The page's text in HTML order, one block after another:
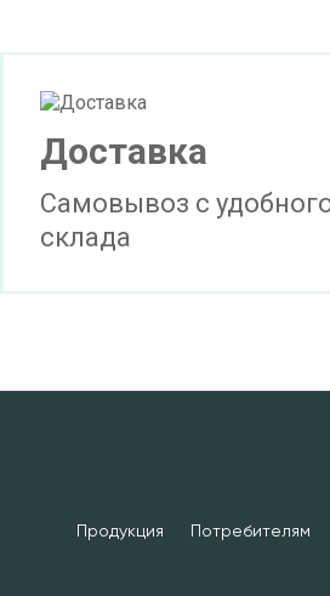
Доставка
Самовывоз с
склада
Продукция Потребителям